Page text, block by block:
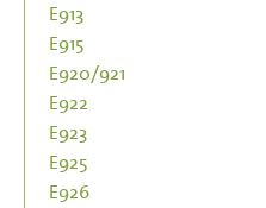
E913
E915
E920/921
E922
E923
E925
E926